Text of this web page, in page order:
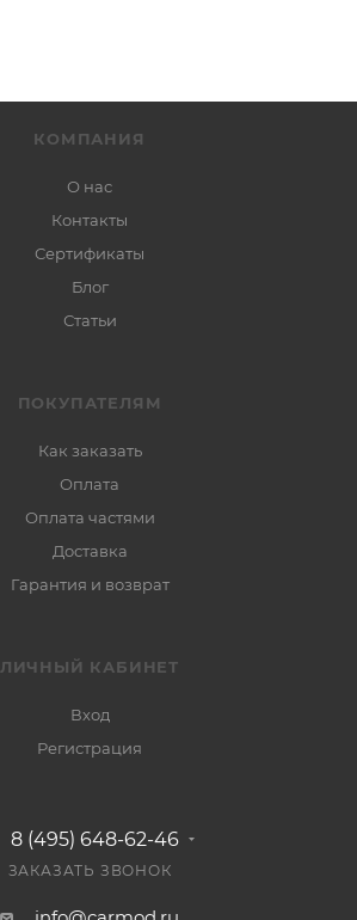
КОМПАНИЯ
О нас
Контакты
Сертификаты
Блог
Статьи
ПОКУПАТЕЛЯМ
Как заказать
Оплата
Оплата частями
Доставка
Гарантия и возврат
ЛИЧНЫЙ КАБИНЕТ
Вход
Регистрация
8 (495) 648-62-46
ЗАКАЗАТЬ ЗВОНОК